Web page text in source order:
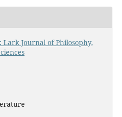
Lark Journal of Philosophy,